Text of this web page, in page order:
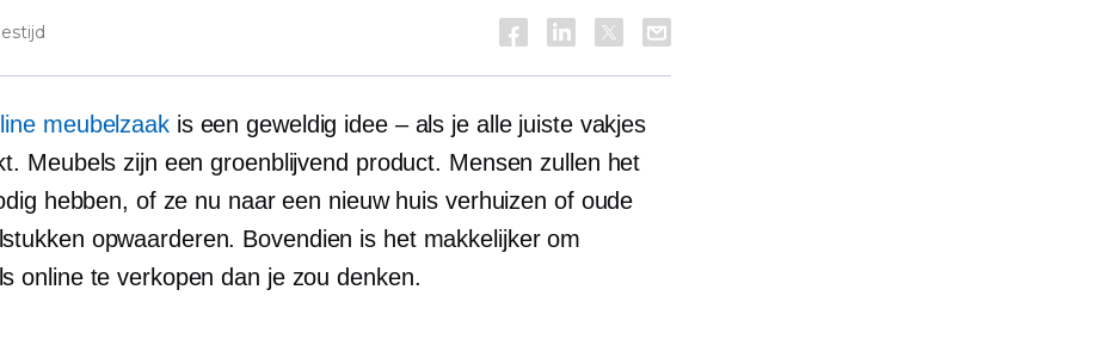
meubelzaakis een geweldig idee – als je alle juiste vakjes
Meubels zijn een groenblijvend product. Mensen zullen het
hebben, of ze nu naar een nieuw huis verhuizen of oude
opwaarderen. Bovendien is het makkelijker om
online te verkopen dan je zou denken.